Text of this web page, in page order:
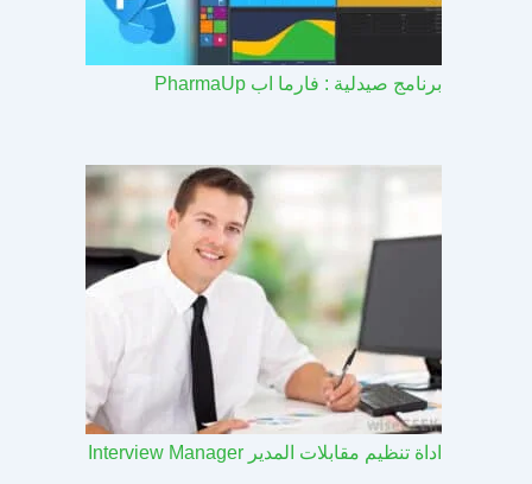
برنامج صيدلية : فارما اب PharmaUp​
اداة تنظيم مقابلات المدير Interview Manager